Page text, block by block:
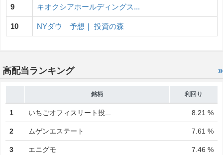
9 キオクシアホールディングス...
10 NYダウ 予想｜ 投資の森
高配当ランキング »
銘柄 利回り
1 いちごオフィスリート投... 8.21 %
2 ムゲンエステート 7.61 %
3 エニグモ 7.46 %